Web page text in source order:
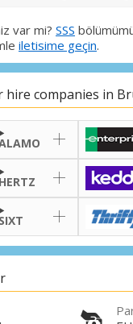
var mi? SSS
iletisime geçin.
hire companies in
HERTZ
SIXT